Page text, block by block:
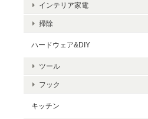
インテリア家電
掃除
ハードウェア&DIY
ツール
フック
キッチン